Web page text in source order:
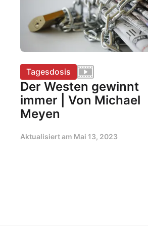
Tagesdosis
Der Westen gewinnt
immer | Von Michael
Meyen
Aktualisiert am Mai 13, 2023